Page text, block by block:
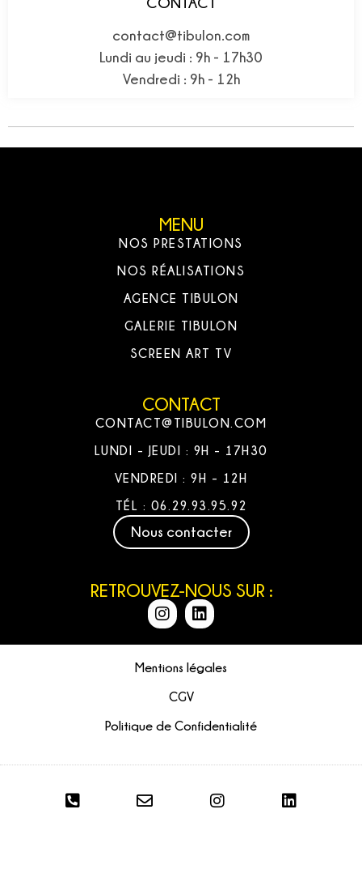
contact@tibulon.com
Lundi au jeudi : 9h - 17h30
Vendredi : 9h - 12h
MENU
NOS PRESTATIONS
NOS RÉALISATIONS
AGENCE TIBULON
GALERIE TIBULON
SCREEN ART TV
CONTACT
CONTACT@TIBULON.COM
LUNDI - JEUDI : 9H - 17H30
VENDREDI : 9H - 12H
TÉL : 06.29.93.95.92
Nous contacter
RETROUVEZ-NOUS SUR :
Mentions légales
CGV
Politique de Confidentialité